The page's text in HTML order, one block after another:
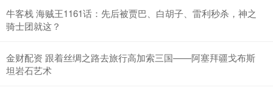
牛客栈 海贼王1161话：先后被贾巴、白胡子、雷利秒杀，神之
骑士团就这？
金财配资 跟着丝绸之路去旅行高加索三国——阿塞拜疆戈布斯
坦岩石艺术